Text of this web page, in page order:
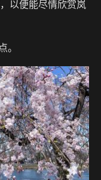
以便能尽情欣赏岚
。